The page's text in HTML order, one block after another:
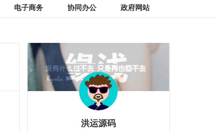
电子商务 协同办公 政府网站
洪运源码